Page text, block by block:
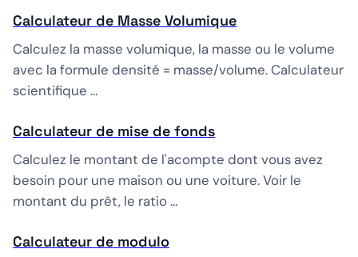
Calculateur de Masse Volumique
Calculez la masse volumique, la masse ou le volume
avec la formule densité = masse/volume. Calculateur
scientifique …
Calculateur de mise de fonds
Calculez le montant de l'acompte dont vous avez
besoin pour une maison ou une voiture. Voir le
montant du prêt, le ratio …
Calculateur de modulo